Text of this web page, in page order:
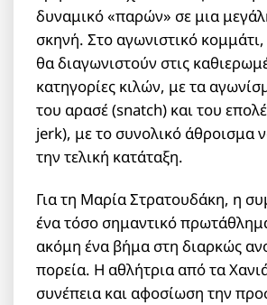
δυναμικό «παρών» σε μια
σκηνή. Στο αγωνιστικό κομμάτι,
θα διαγωνιστούν στις
κατηγορίες κιλών, με τα
του αρασέ (snatch) και του
jerk), με το συνολικό άθροισμα
την τελική κατάταξη.
Για τη Μαρία Στρατουδάκη, η
ένα τόσο σημαντικό
ακόμη ένα βήμα στη διαρκώς
πορεία. Η αθλήτρια από τα
συνέπεια και αφοσίωση την